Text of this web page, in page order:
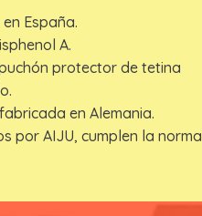
España.
A.
protector de tetina
en Alemania.
por AIJU, cumplen la norma